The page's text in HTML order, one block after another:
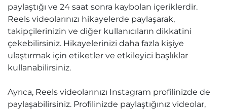
paylaştığı ve 24 saat sonra kaybolan içeriklerdir.
Reels videolarınızı hikayelerde paylaşarak,
takipçilerinizin ve diğer kullanıcıların dikkatini
çekebilirsiniz. Hikayelerinizi daha fazla kişiye
ulaştırmak için etiketler ve etkileyici başlıklar
kullanabilirsiniz.
Ayrıca, Reels videolarınızı Instagram profilinizde de
paylaşabilirsiniz. Profilinizde paylaştığınız videolar,